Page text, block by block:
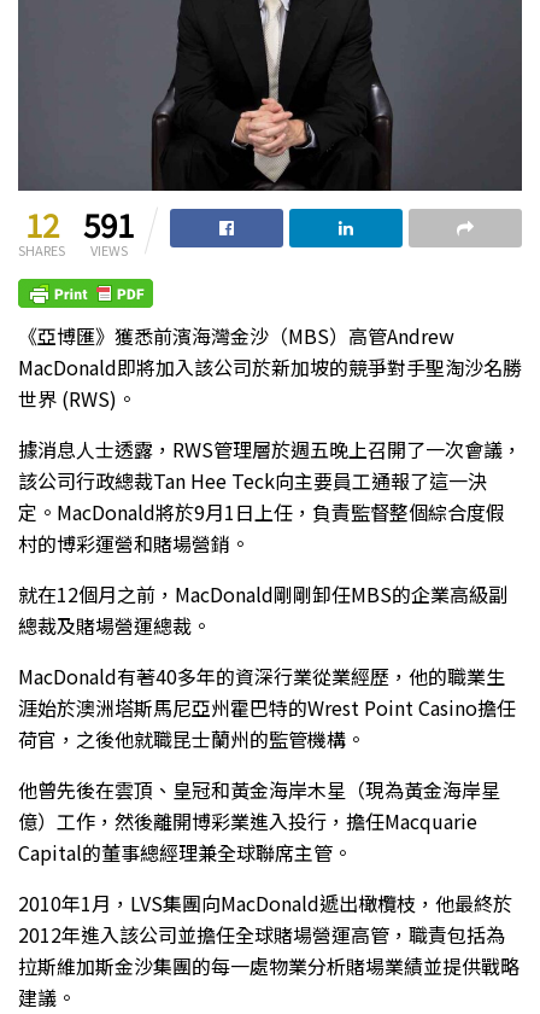
12
SHARES
591
VIEWS
《亞博匯》獲悉前濱海灣金沙（MBS）高管Andrew
MacDonald即將加入該公司於新加坡的競爭對手聖淘沙名勝
世界 (RWS)。
據消息人士透露，RWS管理層於週五晚上召開了一次會議，
該公司行政總裁Tan Hee Teck向主要員工通報了這一決
定。MacDonald將於9月1日上任，負責監督整個綜合度假
村的博彩運營和賭場營銷。
就在12個月之前，MacDonald剛剛卸任MBS的企業高級副
總裁及賭場營運總裁。
MacDonald有著40多年的資深行業從業經歷，他的職業生
涯始於澳洲塔斯馬尼亞州霍巴特的Wrest Point Casino擔任
荷官，之後他就職昆士蘭州的監管機構。
他曾先後在雲頂、皇冠和黃金海岸木星（現為黃金海岸星
億）工作，然後離開博彩業進入投行，擔任Macquarie
Capital的董事總經理兼全球聯席主管。
2010年1月，LVS集團向MacDonald遞出橄欖枝，他最終於
2012年進入該公司並擔任全球賭場營運高管，職責包括為
拉斯維加斯金沙集團的每一處物業分析賭場業績並提供戰略
建議。